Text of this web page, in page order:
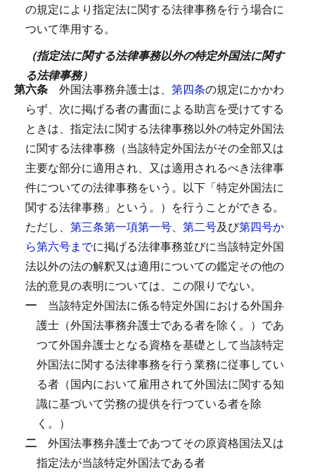
の規定により指定法に関する法律事務を行う場合に
ついて準用する。
（指定法に関する法律事務以外の特定外国法に関す
る法律事務）
第六条 外国法事務弁護士は、 第四条の規定にかかわ
らず、次に掲げる者の書面による助言を受けてする
ときは、指定法に関する法律事務以外の特定外国法
に関する法律事務（当該特定外国法がその全部又は
主要な部分に適用され、又は適用されるべき法律事
件についての法律事務をいう。以下「特定外国法に
関する法律事務」という。）を行うことができる。
ただし、 第三条第一項第一号、 第二号及び第四号か
ら第六号までに掲げる法律事務並びに当該特定外国
法以外の法の解釈又は適用についての鑑定その他の
法的意見の表明については、この限りでない。
一 当該特定外国法に係る特定外国における外国弁
護士（外国法事務弁護士である者を除く。）であ
つて外国弁護士となる資格を基礎として当該特定
外国法に関する法律事務を行う業務に従事してい
る者（国内において雇用されて外国法に関する知
識に基づいて労務の提供を行つている者を除
く。）
二 外国法事務弁護士であつてその原資格国法又は
指定法が当該特定外国法である者